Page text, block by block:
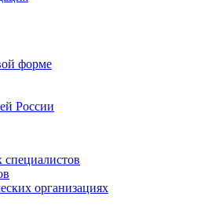
форме
России
организациях